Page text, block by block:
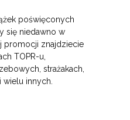
poświęconych
się niedawno w
promocji znajdziecie
TOPR-u,
strażakach,
wielu innych.